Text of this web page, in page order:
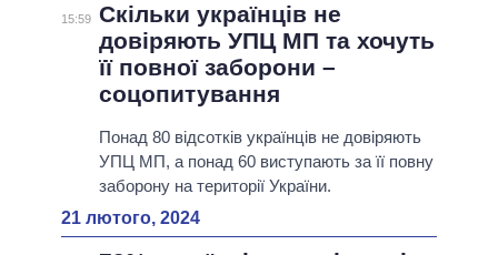
15:59 Скільки українців не
довіряють УПЦ МП та хочуть
її повної заборони –
соцопитування
Понад 80 відсотків українців не довіряють
УПЦ МП, а понад 60 виступають за її повну
заборону на території України.
21 лютого, 2024